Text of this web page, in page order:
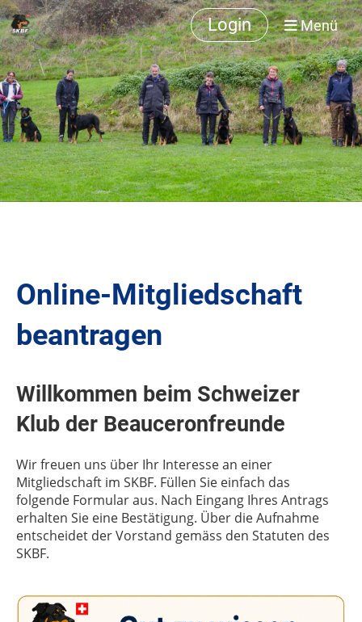
Login Menü
Online-Mitgliedschaft
beantragen
Willkommen beim Schweizer
Klub der Beauceronfreunde
Wir freuen uns über Ihr Interesse an einer
Mitgliedschaft im SKBF. Füllen Sie einfach das
folgende Formular aus. Nach Eingang Ihres Antrags
erhalten Sie eine Bestätigung. Über die Aufnahme
entscheidet der Vorstand gemäss den Statuten des
SKBF.